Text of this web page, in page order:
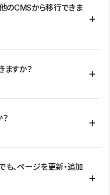
ト、LP、採用サイト、ブロ
舗・商品紹介サイト、ポートフ
のCMSから移行できま
、URLを整理したうえで、
ます。 WordPressの場合は、
移行されるわけではないた
CMS設計、URL・リダイレク
ますか？
、複数部門での運用、権限管
ムとの連携など、個別の要件が
い。
、CMS利用数の上限、権限
ります。詳しくは料金プランペ
、ページを更新・追加